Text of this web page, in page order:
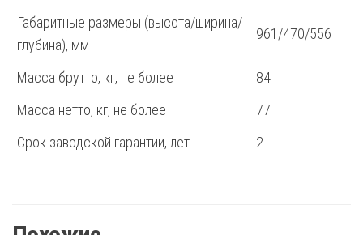
Габаритные размеры (высота/ширина/
глубина), мм
961/470/556
Масса брутто, кг, не более
84
Масса нетто, кг, не более
77
Срок заводской гарантии, лет
2